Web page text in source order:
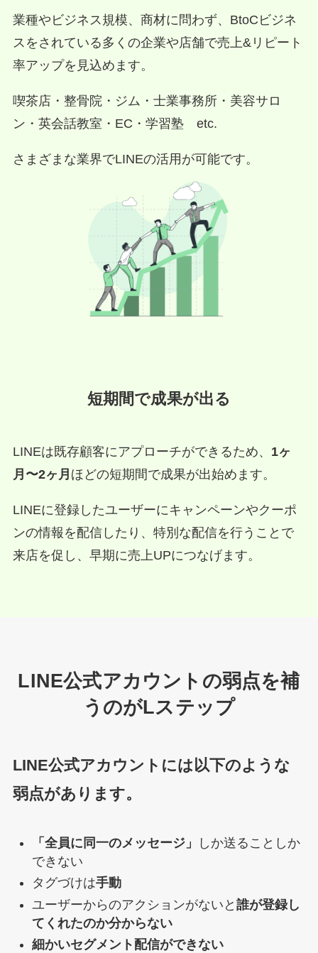
業種やビジネス規模、商材に問わず、BtoCビジネ
スをされている多くの企業や店舗で売上&リピート
率アップを見込めます。
喫茶店・整骨院・ジム・士業事務所・美容サロ
ン・英会話教室・EC・学習塾 etc.
さまざまな業界でLINEの活用が可能です。
短期間で成果が出る
LINEは既存顧客にアプローチができるため、 1ヶ
月〜2ヶ月 ほどの短期間で成果が出始めます。
LINEに登録したユーザーにキャンペーンやクーポ
ンの情報を配信したり、特別な配信を行うことで
来店を促し、早期に売上UPにつなげます。
LINE公式アカウントの弱点を補
うのがLステップ
LINE公式アカウントには以下のような
弱点があります。
「全員に同一のメッセージ」
しか送ることしか
できない
タグづけは手動
ユーザーからのアクションがないと 誰が登録し
てくれたのか分からない
細かいセグメント配信ができない